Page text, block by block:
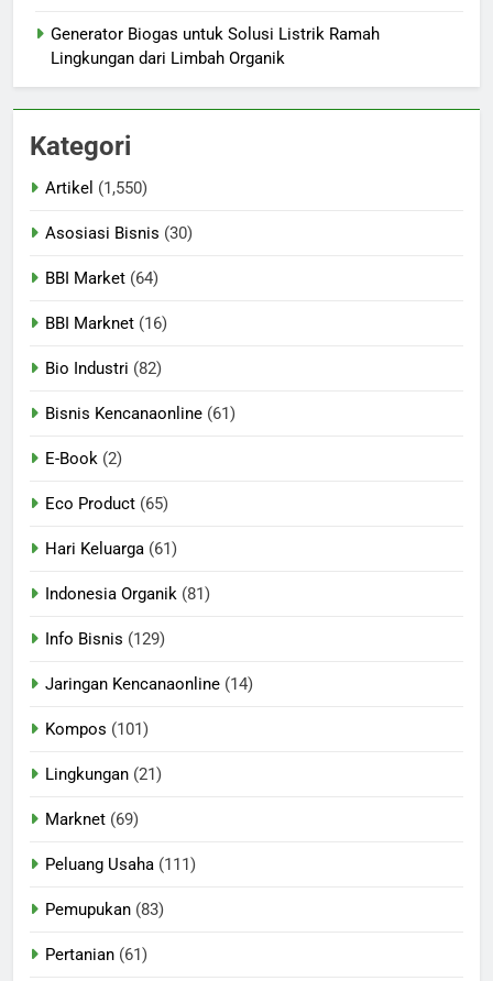
Generator Biogas untuk Solusi Listrik Ramah
Lingkungan dari Limbah Organik
Kategori
Artikel (1,550)
Asosiasi Bisnis (30)
BBI Market (64)
BBI Marknet (16)
Bio Industri (82)
Bisnis Kencanaonline (61)
E-Book (2)
Eco Product (65)
Hari Keluarga (61)
Indonesia Organik (81)
Info Bisnis (129)
Jaringan Kencanaonline (14)
Kompos (101)
Lingkungan (21)
Marknet (69)
Peluang Usaha (111)
Pemupukan (83)
Pertanian (61)